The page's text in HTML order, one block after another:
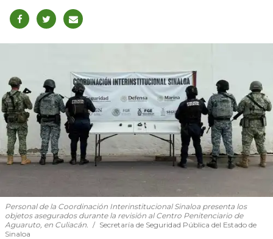
Personal de la Coordinación Interinstitucional Sinaloa presenta los
objetos asegurados durante la revisión al Centro Penitenciario de
Aguaruto, en Culiacán.
Secretaría de Seguridad Pública del Estado de
Sinaloa